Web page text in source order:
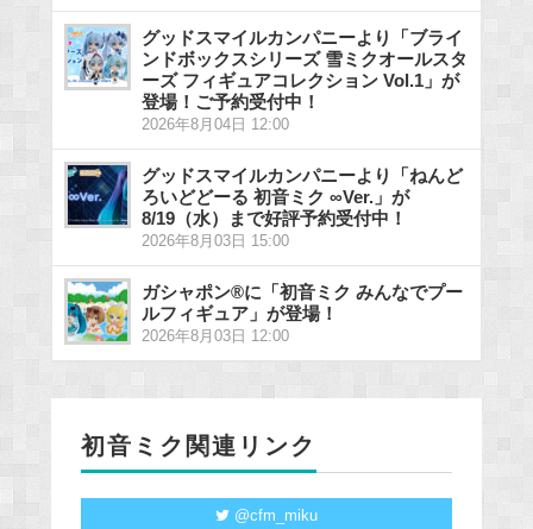
グッドスマイルカンパニーより「ブライ
ンドボックスシリーズ 雪ミクオールスタ
ーズ フィギュアコレクション Vol.1」が
登場！ご予約受付中！
2026年8月04日 12:00
グッドスマイルカンパニーより「ねんど
ろいどどーる 初音ミク ∞Ver.」が
8/19（水）まで好評予約受付中！
2026年8月03日 15:00
ガシャポン®に「初音ミク みんなでプー
ルフィギュア」が登場！
2026年8月03日 12:00
初音ミク関連リンク
@cfm_miku